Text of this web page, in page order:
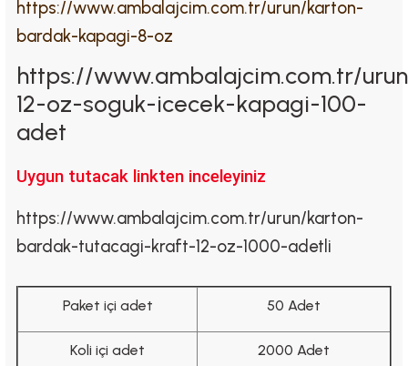
https://www.ambalajcim.com.tr/urun/karton-
bardak-kapagi-8-oz
https://www.ambalajcim.com.tr/
12-oz-soguk-icecek-kapagi-100-
adet
Uygun tutacak linkten inceleyiniz
https://www.ambalajcim.com.tr/urun/karton-
bardak-tutacagi-kraft-12-oz-1000-adetli
Paket içi adet 50 Adet
Koli içi adet 2000 Adet